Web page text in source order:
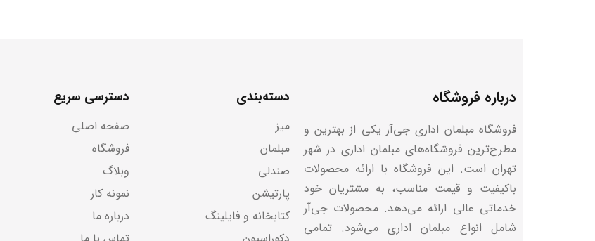
درباره فروشگاه
فروشگاه مبلمان اداری جی‌آر یکی از بهترین و
مطرح‌ترین فروشگاه‌های مبلمان اداری در شهر
تهران است. این فروشگاه با ارائه محصولات
باکیفیت و قیمت مناسب، به مشتریان خود
خدماتی عالی ارائه می‌دهد. محصولات جی‌آر
شامل انواع مبلمان اداری می‌شود. تمامی
دسته‌بندی
میز
مبلمان
صندلی
پارتیشن
کتابخانه و فایلینگ
دسترسی سریع
صفحه اصلی
فروشگاه
وبلاگ
نمونه کار
درباره ما